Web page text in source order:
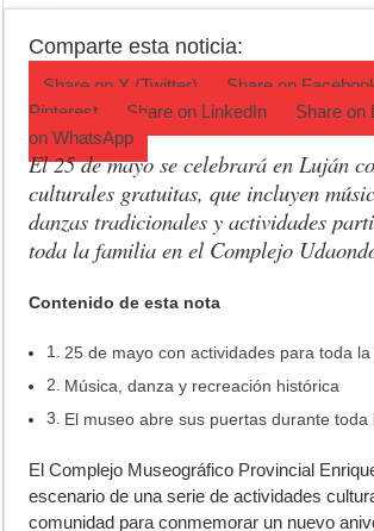
La 5° edición del festival de cine en Luján es
Comparte esta noticia:
Share on X (Twitter) Share on
Pinterest
Share on LinkedIn Share on
onWhatsApp
El 25 de mayo se celebrará en Luján
culturales gratuitas, que incluyen
danzas tradicionales y actividades
toda la familia en el Complejo
Contenido de esta nota
25 de mayo con actividades para toda la
Música, danza y recreación histórica
El museo abre sus puertas durante toda
E l Complejo Museográfico Provincial
escenario de una serie de actividades
comunidad para conmemorar un nuevo